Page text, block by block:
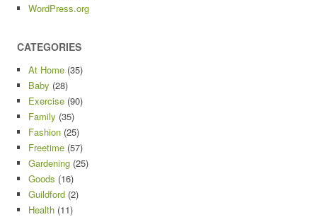
WordPress.org
CATEGORIES
At Home (35)
Baby (28)
Exercise (90)
Family (35)
Fashion (25)
Freetime (57)
Gardening (25)
Goods (16)
Guildford (2)
Health (11)